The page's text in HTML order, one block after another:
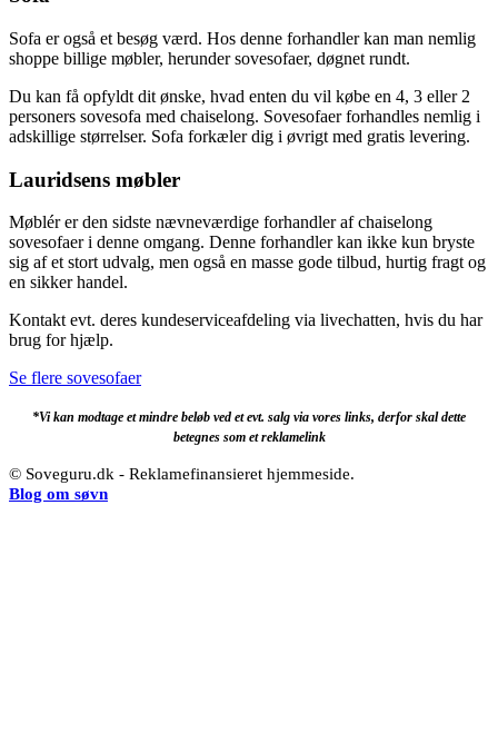
Sofa er også et besøg værd. Hos denne forhandler kan man nemlig
shoppe billige møbler, herunder sovesofaer, døgnet rundt.
Du kan få opfyldt dit ønske, hvad enten du vil købe en 4, 3 eller 2
personers sovesofa med chaiselong. Sovesofaer forhandles nemlig i
adskillige størrelser. Sofa forkæler dig i øvrigt med gratis levering.
Lauridsens møbler
Møblér er den sidste nævneværdige forhandler af chaiselong
sovesofaer i denne omgang. Denne forhandler kan ikke kun bryste
sig af et stort udvalg, men også en masse gode tilbud, hurtig fragt og
en sikker handel.
Kontakt evt. deres kundeserviceafdeling via livechatten, hvis du har
brug for hjælp.
Se flere sovesofaer
*Vi kan modtage et mindre beløb ved et evt. salg via vores links, derfor skal dette
betegnes som et reklamelink
© Soveguru.dk - Reklamefinansieret hjemmeside.
Blog om søvn